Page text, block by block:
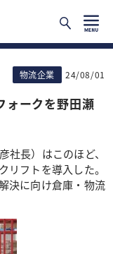
物流企業 24/08/01
ォークを野田瀬
長）はこのほど、
リフトを導入した。
決に向け倉庫・物流